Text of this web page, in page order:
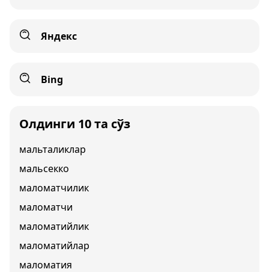
Яндекс
Bing
Олдинги 10 та сўз
мальталиклар
мальсекко
маломатчилик
маломатчи
маломатийлик
маломатийлар
маломатия